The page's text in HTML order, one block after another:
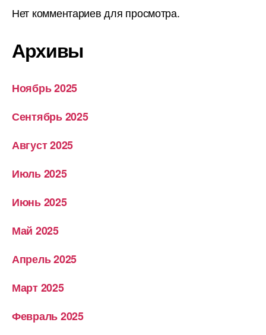
Нет комментариев для просмотра.
Архивы
Ноябрь 2025
Сентябрь 2025
Август 2025
Июль 2025
Июнь 2025
Май 2025
Апрель 2025
Март 2025
Февраль 2025